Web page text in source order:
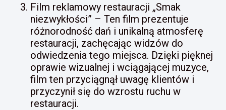
Film reklamowy restauracji „Smak
niezwykłości” – Ten film prezentuje
różnorodność dań i unikalną atmosferę
restauracji, zachęcając widzów do
odwiedzenia tego miejsca. Dzięki pięknej
oprawie wizualnej i wciągającej muzyce,
film ten przyciągnął uwagę klientów i
przyczynił się do wzrostu ruchu w
restauracji.